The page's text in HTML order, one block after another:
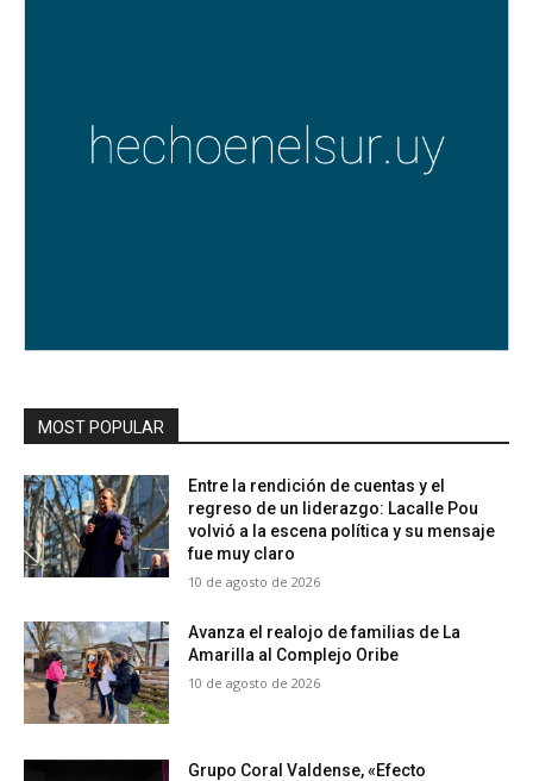
MOST POPULAR
Entre la rendición de cuentas y el
regreso de un liderazgo: Lacalle Pou
volvió a la escena política y su mensaje
fue muy claro
10 de agosto de 2026
Avanza el realojo de familias de La
Amarilla al Complejo Oribe
10 de agosto de 2026
Grupo Coral Valdense, «Efecto